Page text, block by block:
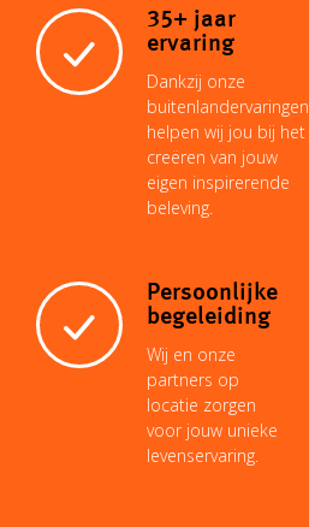
n p
p
35+ jaar
ervaring
Dankzij onze
buitenlandervaringen
helpen wij jou bij het
creëren van jouw
eigen inspirerende
beleving.
Persoonlijke
begeleiding
Wij en onze
partners op
locatie zorgen
voor jouw unieke
levenservaring.